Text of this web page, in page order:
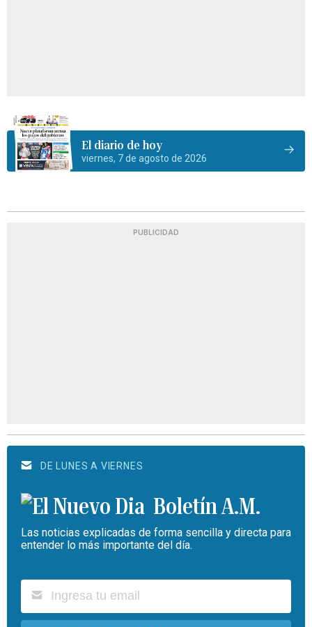
El diario de hoy
viernes, 7 de agosto de 2026
PUBLICIDAD
DE LUNES A VIERNES
Boletín A.M.
Las noticias explicadas de forma sencilla y directa para
entender lo más importante del día.